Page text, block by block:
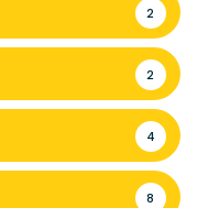
2
2
4
8